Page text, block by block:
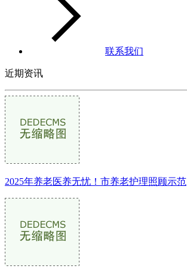
联系我们
近期资讯
2025年养老医养无忧！市养老护理照顾示范